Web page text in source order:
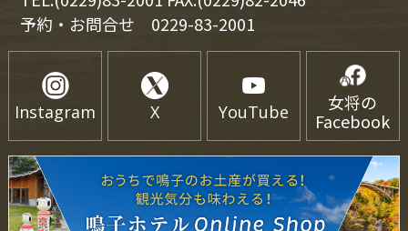
予約・お問合せ 0229-83-2001
Instagram X YouTube
女将の
Facebook